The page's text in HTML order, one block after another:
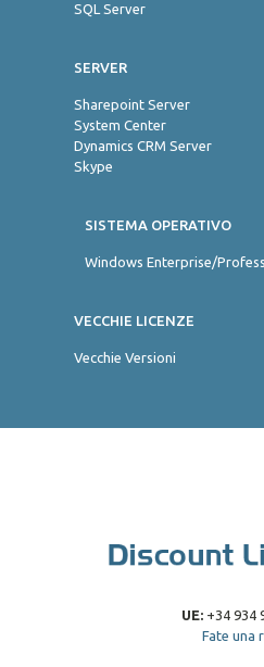
SQL Server
SERVER
Sharepoint Server
System Center
Dynamics CRM Server
Skype
SISTEMA OPERATIVO
Windows Enterprise/
VECCHIE LICENZE
Vecchie Versioni
UE: +34 934
Fate una